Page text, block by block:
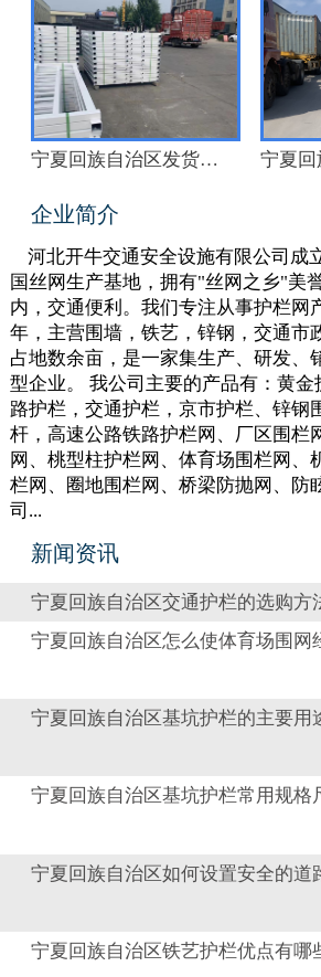
宁夏回族自治区发货现场
企业简介
河北开牛交通安全设施有限公司成
国丝网生产基地，拥有"丝网之乡"美
内，交通便利。我们专注从事护栏网
年，主营围墙，铁艺，锌钢，交通市
占地数余亩，是一家集生产、研发、
型企业。 我公司主要的产品有：黄
路护栏，交通护栏，京市护栏、锌钢
杆，高速公路铁路护栏网、厂区围栏
网、桃型柱护栏网、体育场围栏网、
栏网、圈地围栏网、桥梁防抛网、防
司...
新闻资讯
宁夏回族自治区交通护栏的选购方
宁夏回族自治区怎么使体育场围网
宁夏回族自治区基坑护栏的主要用
宁夏回族自治区基坑护栏常用规格
宁夏回族自治区如何设置安全的道
宁夏回族自治区铁艺护栏优点有哪